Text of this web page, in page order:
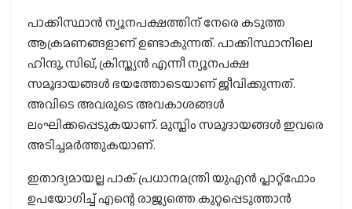
പാക്കിസ്ഥാന്‍ ന്യൂനപക്ഷത്തിന് നേരെ കടുത്ത
ആക്രമണങ്ങളാണ് ഉണ്ടാകുന്നത്. പാക്കിസ്ഥാനിലെ
ഹിന്ദു,​ സിഖ്,​ ക്രിസ്ത്യന്‍ എന്നീ ന്യൂനപക്ഷ
സമൂദായങ്ങള്‍ ഭയത്തോടെയാണ് ജീവിക്കുന്നത്.
അവിടെ അവരുടെ അവകാശങ്ങള്‍
ലംഘിക്കപ്പെടുകയാണ്. മുസ്ലിം സമൂദായങ്ങള്‍ ഇവരെ
അടിച്ചമര്‍ത്തുകയാണ്.
ഇതാദ്യമായല്ല പാക് പ്രധാനമന്ത്രി യുഎന്‍ പ്ലാറ്റ്‌ഫോം
ഉപയോഗിച്ച് എന്റെ രാജ്യത്തെ കുറ്റപ്പെടുത്താന്‍